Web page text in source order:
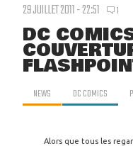
29 JUILLET 2011 - 22:51 1
DC
NEWS DC COMICS
Alors que tous les